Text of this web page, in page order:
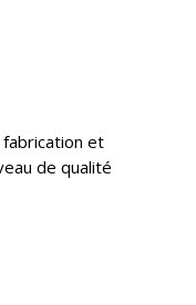
fabrication et
de qualité